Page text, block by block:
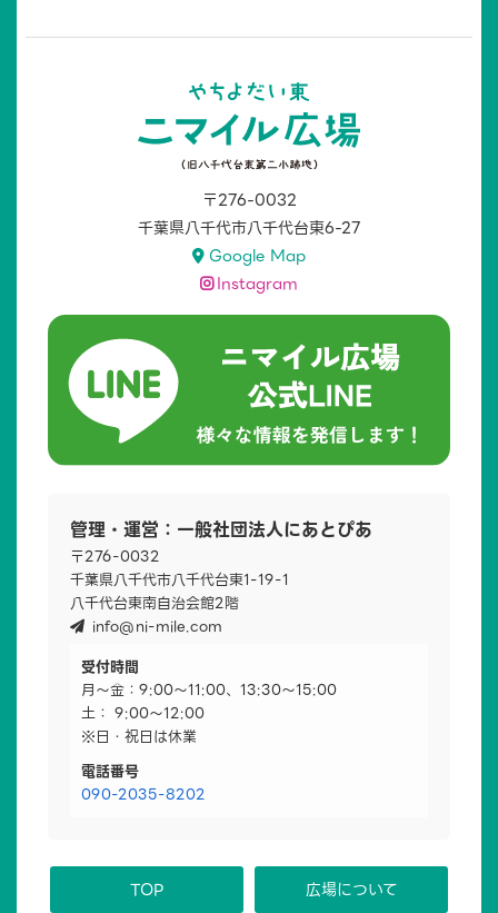
〒276-0032
千葉県八千代市八千代台東6-27
Google Map
Instagram
管理・運営：一般社団法人にあとぴあ
〒276-0032
千葉県八千代市八千代台東1-19-1
八千代台東南自治会館2階
info@ni-mile.com
受付時間
月～金：9:00～11:00、13:30～15:00
土： 9:00～12:00
※日・祝日は休業
電話番号
090-2035-8202
TOP 広場について